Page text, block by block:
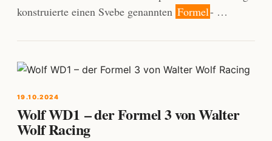
konstruierte einen Svebe genannten Formel- …
19.10.2024
Wolf WD1 – der Formel 3 von Walter
Wolf Racing